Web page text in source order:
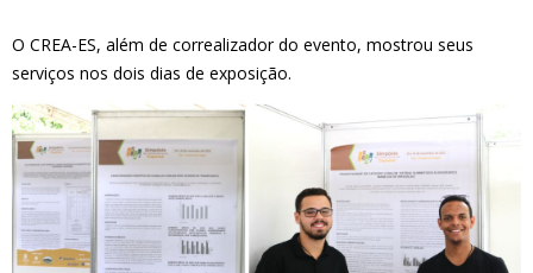
O CREA-ES, além de correalizador do evento, mostrou seus
serviços nos dois dias de exposição.